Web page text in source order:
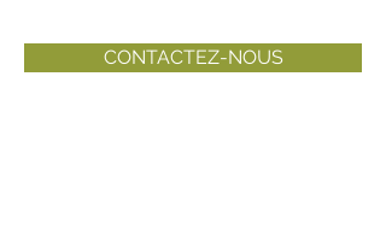
CONTACTEZ-NOUS